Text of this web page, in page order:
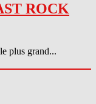
ROCK
plus grand...